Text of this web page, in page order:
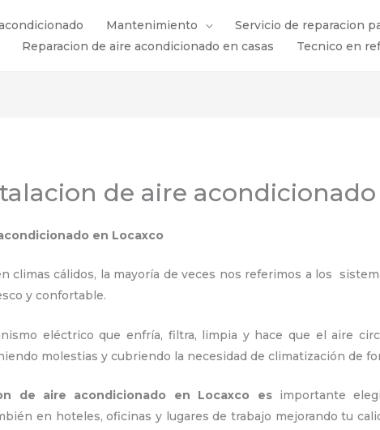
Mantenimiento
Servicio de reparacion
Reparacion de aire acondicionado en casas Tecnico en
de aire
en Locaxco
climas cálidos, la mayoría de veces nos referimos a los
y confortable.
eléctrico que enfría, filtra, limpia y hace que el aire
molestias y cubriendo la necesidad de climatización de
de aire acondicionado en Locaxco es importante
en hoteles, oficinas y lugares de trabajo mejorando tu